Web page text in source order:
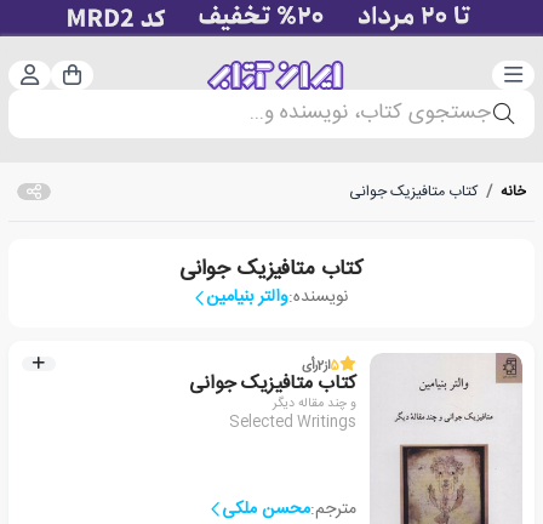
دسته‌بندی سبد
جستجوی کتاب، نویسنده و...
خانه / کتاب متافیزیک جوانی
کتاب متافیزیک جوانی
نویسنده:والتر بنیامین
5از2رأی
کتاب متافیزیک جوانی
و چند مقاله دیگر
Selected Writings
مترجم:محسن ملکی